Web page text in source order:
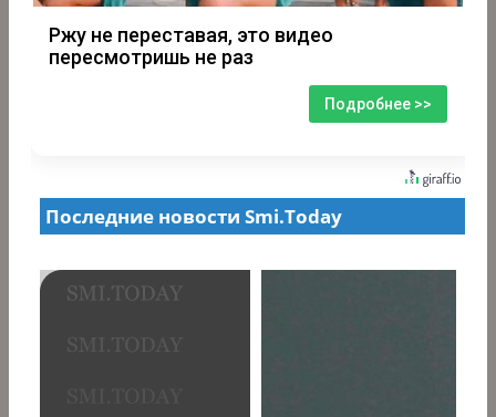
Ржу не переставая, это видео
пересмотришь не раз
Подробнее >>